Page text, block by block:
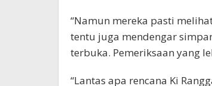
“Namun mereka pasti
tentu juga mendengar
terbuka. Pemeriksaan yang
“Lantas apa rencana Ki